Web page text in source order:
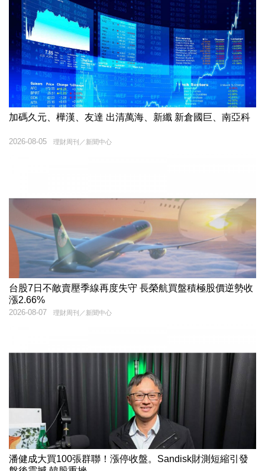
加碼久元、樺漢、友達 出清萬海、新纖 新倉國巨、南亞科
理財周刊／新聞中心
2026-08-05
台股7日不敵賣壓季線再度失守 長榮航買盤積極股價逆勢收
漲2.66%
理財周刊／新聞中心
2026-08-07
潘健成大買100張群聯！漲停收盤。Sandisk財測短縮引發